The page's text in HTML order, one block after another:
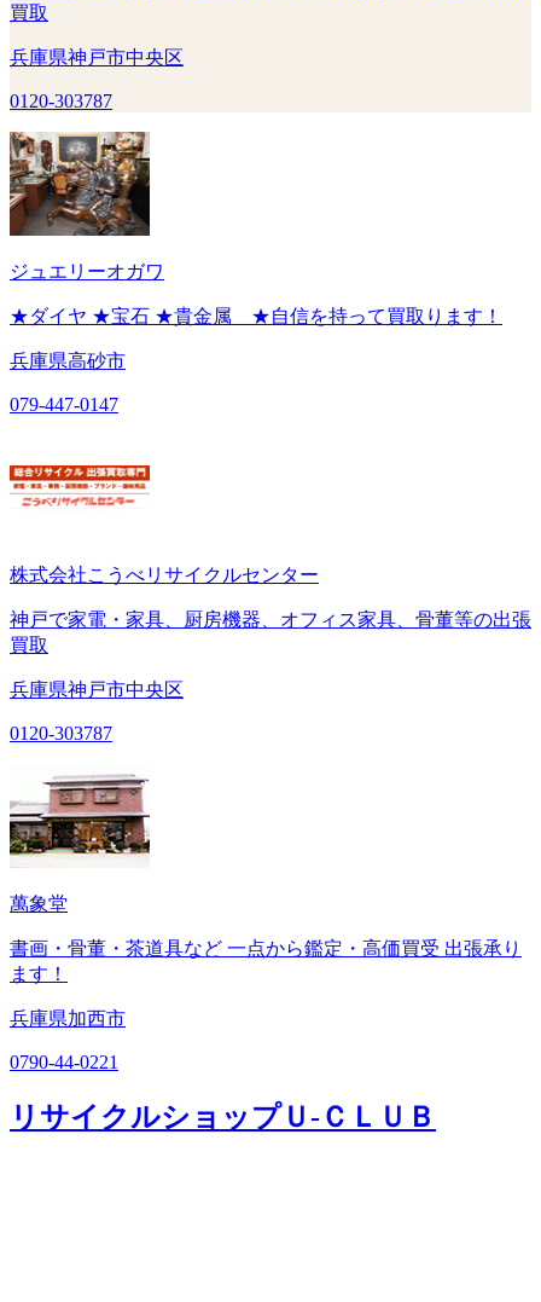
買取
兵庫県神戸市中央区
0120-303787
ジュエリーオガワ
★ダイヤ ★宝石 ★貴金属 ★自信を持って買取ります！
兵庫県高砂市
079-447-0147
株式会社こうべリサイクルセンター
神戸で家電・家具、厨房機器、オフィス家具、骨董等の出張
買取
兵庫県神戸市中央区
0120-303787
萬象堂
書画・骨董・茶道具など 一点から鑑定・高価買受 出張承り
ます！
兵庫県加西市
0790-44-0221
リサイクルショップＵ‐ＣＬＵＢ